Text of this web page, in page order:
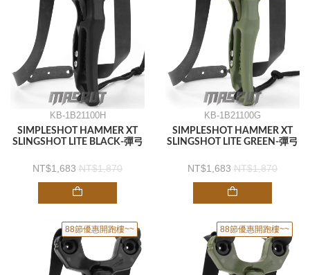
KB-1B21100H
SIMPLESHOT HAMMER XT
SLINGSHOT LITE BLACK-彈弓
1,683 1,870
KB-1B21100G
SIMPLESHOT HAMMER XT
SLINGSHOT LITE GREEN-彈弓
1,683 1,870
88節優惠開跑樓~~ 88節優惠開跑樓~~